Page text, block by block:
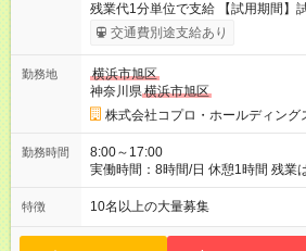
残業代1分単位で支給 【
交通費別途支給あり
勤務地
横浜市旭区
神奈川県横浜市旭区
株式会社コプロ・ホールディング
勤務時間
8:00～17:00
実働時間：8時間/日 休憩1時間 残業はほとんどなく、定時で帰れ
る日が多い働き方です。 毎日の業
ので、 「今日やるべき仕事」が終わ
方を大切にしています。
特徴 10名以上の大量募集